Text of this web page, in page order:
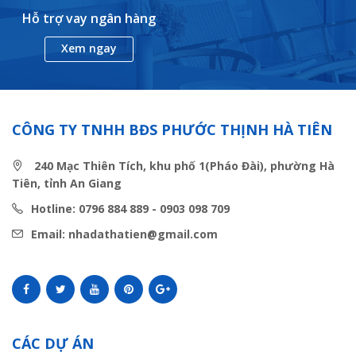
Hỗ trợ vay ngân hàng
Xem ngay
CÔNG TY TNHH BĐS PHƯỚC THỊNH HÀ TIÊN
240 Mạc Thiên Tích, khu phố 1(Pháo Đài), phường Hà
Tiên, tỉnh An Giang
Hotline: 0796 884 889 - 0903 098 709
Email: nhadathatien@gmail.com
CÁC DỰ ÁN